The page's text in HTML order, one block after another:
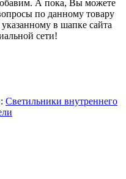
А пока, Вы можете
по данному товару
в шапке сайта
сети!
Светильники внутреннего